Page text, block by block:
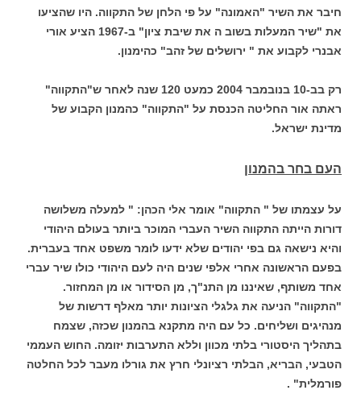
חיבר את השיר "האמונה" על פי הלחן של התקווה. היו שהציעו
את "שיר המעלות בשוב ה את שיבת ציון" ב-1967 הציע אורי
אבנרי לקבוע את " ירושלים של זהב" כהימנון.
רק בב-10 בנובמבר 2004 כמעט 120 שנה לאחר ש"התקווה"
ראתה אור החליטה הכנסת על "התקווה" כהמנון הקבוע של
מדינת ישראל.
העם בחר בהמנון
על עצמתו של " התקווה" אומר אלי הכהן: " למעלה משלושה
דורות הייתה התקווה השיר העברי המוכר ביותר בעולם היהודי
והיא נישאה גם בפי יהודים שלא ידעו לומר משפט אחד בעברית.
בפעם הראשונה אחרי אלפי שנים היה לעם היהודי כולו שיר עברי
אחד משותף, שאיננו מן התנ"ך, מן הסידור או מן המחזור.
"התקווה" הניעה את גלגלי הציונות יותר מאלף דרשות של
מנהיגים ושליחים. כל עם היה מתקנא בהמנון שכזה, שצמח
בתהליך היסטורי בלתי מכוון וללא התערבות יזומה. החוש העממי
הטבעי, הבריא, הבלתי רציונלי חרץ את גורלו מעבר לכל החלטה
פורמלית" .